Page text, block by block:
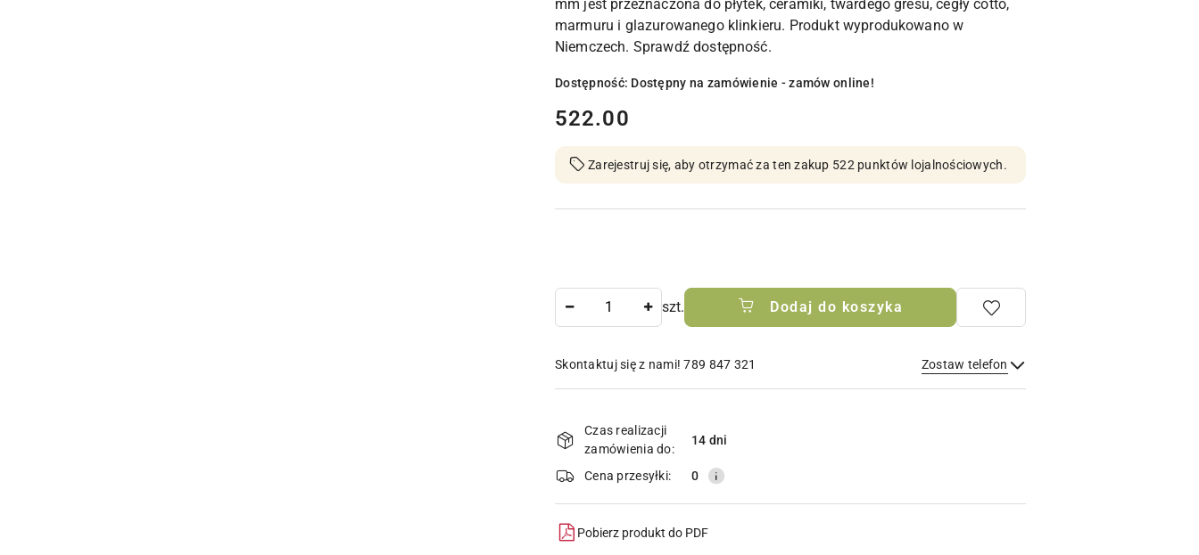
mm jest przeznaczona do płytek, ceramiki, twardego gresu, cegły cotto,
marmuru i glazurowanego klinkieru. Produkt wyprodukowano w
Niemczech. Sprawdź dostępność.
Dostępność: Dostępny na zamówienie - zamów online!
cena:
522.00
Zarejestruj się, aby otrzymać za ten zakup 522 punktów lojalnościowych.
szt. Dodaj do koszyka
Skontaktuj się z nami! 789 847 321 Zostaw telefon
Wyślij
i
dostawa
Czas realizacji
zamówienia do:
14 dni
Cena przesyłki: 0
Pobierz produkt do PDF